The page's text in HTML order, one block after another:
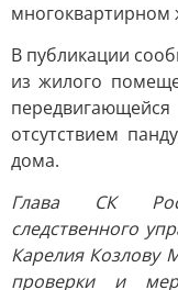
многоквартирном
В публикации
из жилого
отсутствием
дома.
Глава СК
следственного
Карелия Козлову
проверки и